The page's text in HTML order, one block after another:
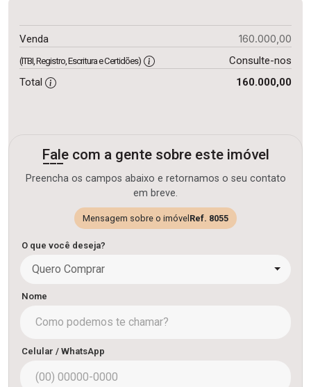
Venda 160.000,00
(ITBI, Registro, Escritura e Certidões)
Consulte-nos
Total
160.000,00
Fale com a gente sobre este imóvel
Preencha os campos abaixo e retornamos o seu contato
em breve.
Mensagem sobre o imóvel Ref. 8055
O que você deseja?
Quero Comprar
Nome
Celular / WhatsApp